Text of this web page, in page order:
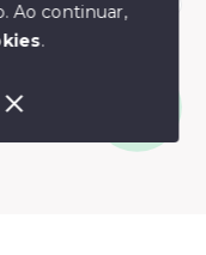
ajudar?
os direitos
Ao continuar,
.